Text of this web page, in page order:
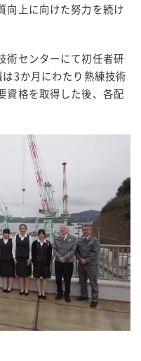
向上に向けた努力を続け
術センターにて初任者研
3か月にわたり熟練技術
資格を取得した後、各配